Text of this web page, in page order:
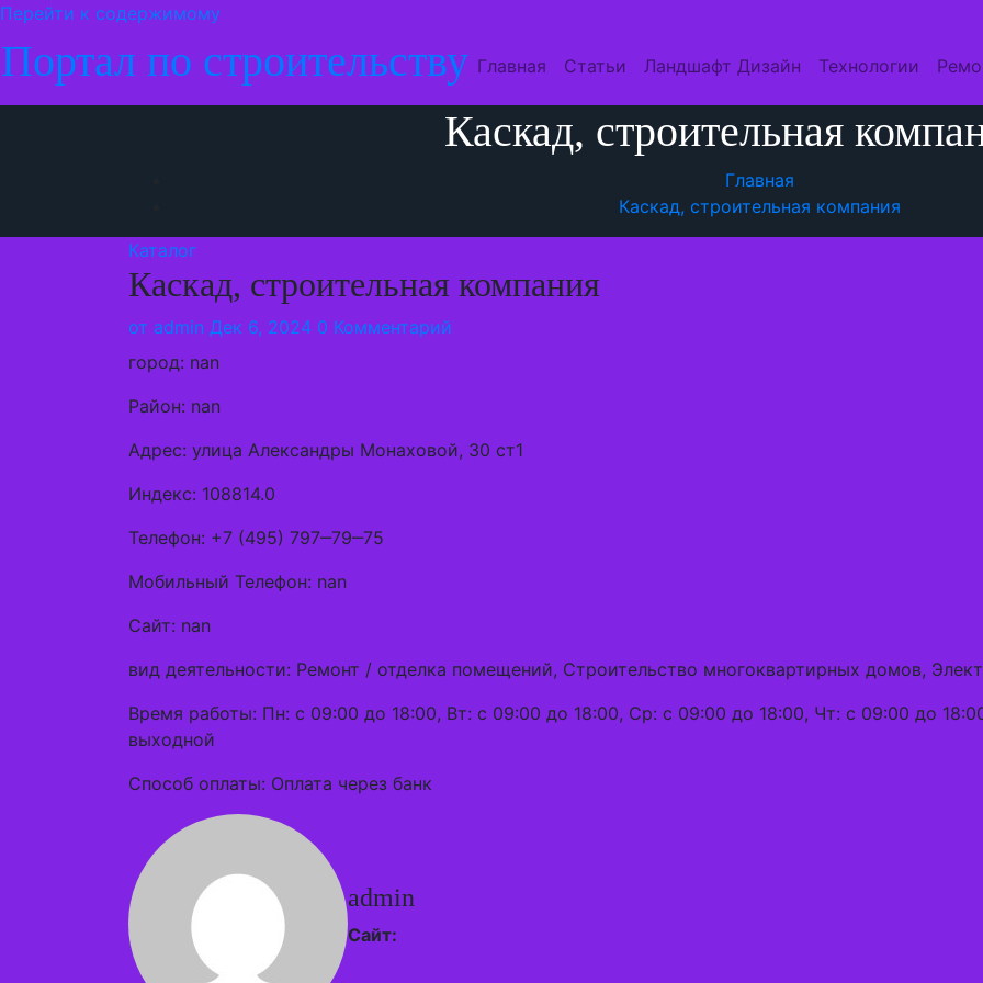
Перейти к содержимому
Портал по строительству Главная Статьи Ландшафт Дизайн Технологии
Каскад, строительная
Главная
Каскад, строительная компания
Каталог
Каскад, строительная компания
от admin Дек 6, 2024 0 Комментарий
город: nan
Район: nan
Адрес: улица Александры Монаховой, 30 ст1
Индекс: 108814.0
Телефон: +7 (495) 797‒79‒75
Мобильный Телефон: nan
Сайт: nan
вид деятельности: Ремонт / отделка помещений, Строительство многоквартирных домов,
Время работы: Пн: с 09:00 до 18:00, Вт: с 09:00 до 18:00, Ср: с 09:00 до 18:00, Чт: с 09:00 до
выходной
Способ оплаты: Оплата через банк
admin
Сайт: